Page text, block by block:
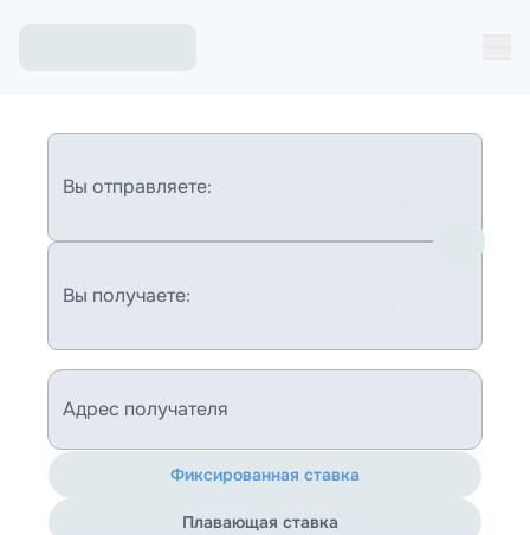
Вы отправляете:
Вы получаете:
Адрес получателя
Фиксированная ставка
Плавающая ставка